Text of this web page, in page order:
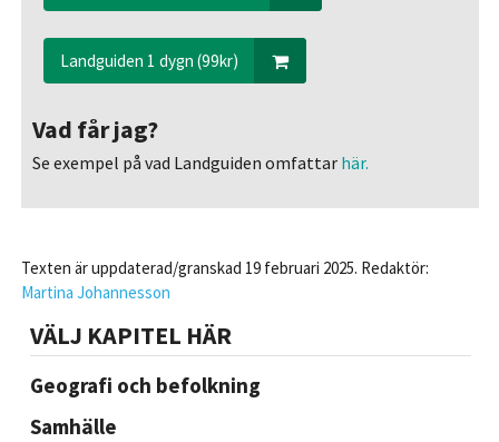
Landguiden 1 dygn (99kr)
Vad får jag?
Se exempel på vad Landguiden omfattarhär.
Texten är uppdaterad/granskad 19 februari 2025. Redaktör:
Martina Johannesson
VÄLJ KAPITEL HÄR
Geografi och befolkning
Samhälle